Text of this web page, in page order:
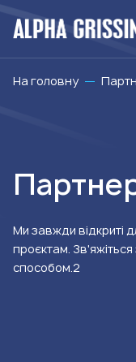
На головну
Ми завжди відкриті
проєктам.
способом.2